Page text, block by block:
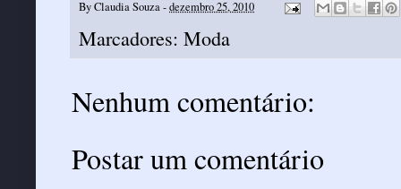
ByClaudia Souza-dezembro 25, 2010
Marcadores: Moda
Nenhum comentário:
Postar um comentário